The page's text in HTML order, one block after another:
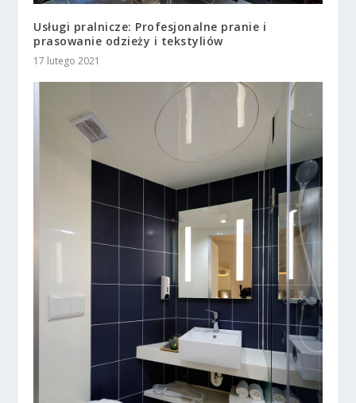
Usługi pralnicze: Profesjonalne pranie i
prasowanie odzieży i tekstyliów
17 lutego 2021